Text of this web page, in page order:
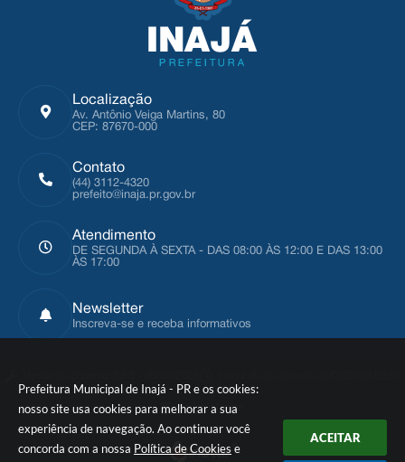
Prefeitura Municipal de Inajá - PR e os cookies:
nosso site usa cookies para melhorar a sua
experiência de navegação. Ao continuar você
concorda com a nossa Política de Cookies e
ACEITAR
Localização
Av. Antônio Veiga Martins, 80
CEP: 87670-000
Contato
(44) 3112-4320
prefeito@inaja.pr.gov.br
Atendimento
DE SEGUNDA À SEXTA - DAS 08:00 ÀS 12:00 E DAS 13:00
ÀS 17:00
Newsletter
Inscreva-se e receba informativos
Dados Abertos